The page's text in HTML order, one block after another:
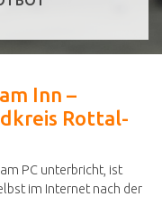
Inn –
Rottal-
PC unterbricht, ist
im Internet nach der